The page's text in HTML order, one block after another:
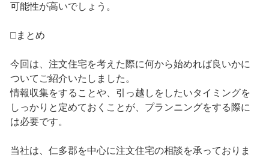
可能性が高いでしょう。
□まとめ
今回は、注文住宅を考えた際に何から始めれば良いかに
ついてご紹介いたしました。
情報収集をすることや、引っ越しをしたいタイミングを
しっかりと定めておくことが、プランニングをする際に
は必要です。
当社は、仁多郡を中心に注文住宅の相談を承っておりま